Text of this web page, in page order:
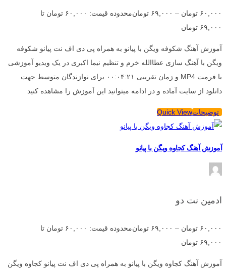
۶۰,۰۰۰ تومان – ۶۹,۰۰۰ تومان
محدوده قیمت: ۶۰,۰۰۰ تومان تا
۶۹,۰۰۰ تومان
آموزش آهنگ شکوفه ویگن با پیانو به همراه پی دی اف نت پیانو شکوفه
ویگن با آهنگ سازی عطاالله خرم و تنظیم نیما اکبری در یک ویدیو آموزشی
با فرمت MP4 و زمان تقریبی ۰۰:۰۴:۲۱ برای نوازندگان متوسط جهت
دانلود از سایت آماده و در ادامه میتوانید این آموزش را مشاهده کنید
توضیحاتQuick View
آموزش آهنگ کجاوه ویگن با پیانو
ادمین نت دو
۶۰,۰۰۰ تومان – ۶۹,۰۰۰ تومان
محدوده قیمت: ۶۰,۰۰۰ تومان تا
۶۹,۰۰۰ تومان
آموزش آهنگ کجاوه ویگن با پیانو به همراه پی دی اف نت پیانو کجاوه ویگن